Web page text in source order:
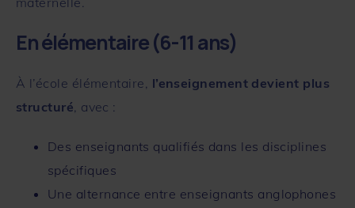
En élémentaire (6-11 ans)
À l’école élémentaire, l’enseignement devient plus
structuré , avec :
Des enseignants qualifiés dans les disciplines
spécifiques
Une alternance entre enseignants anglophones